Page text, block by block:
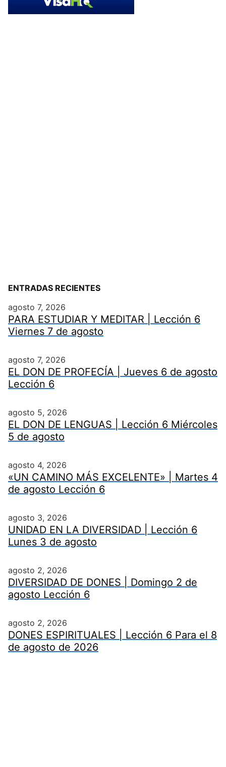
ENTRADAS RECIENTES
agosto 7, 2026
PARA ESTUDIAR Y MEDITAR | Lección 6
Viernes 7 de agosto
agosto 7, 2026
EL DON DE PROFECÍA | Jueves 6 de agosto
Lección 6
agosto 5, 2026
EL DON DE LENGUAS | Lección 6 Miércoles
5 de agosto
agosto 4, 2026
«UN CAMINO MÁS EXCELENTE» | Martes 4
de agosto Lección 6
agosto 3, 2026
UNIDAD EN LA DIVERSIDAD | Lección 6
Lunes 3 de agosto
agosto 2, 2026
DIVERSIDAD DE DONES | Domingo 2 de
agosto Lección 6
agosto 2, 2026
DONES ESPIRITUALES | Lección 6 Para el 8
de agosto de 2026